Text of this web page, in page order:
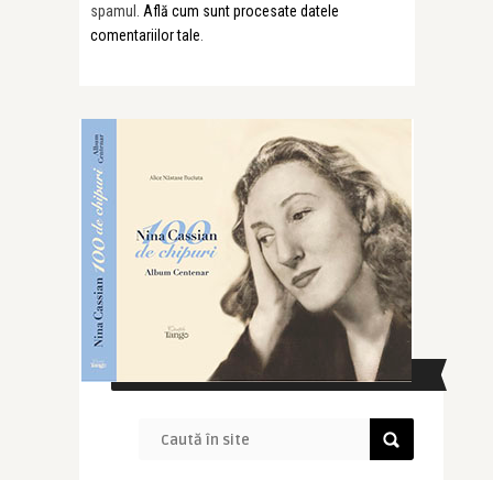
spamul. Află cum sunt procesate datele
comentariilor tale
CAUTĂ ÎN SITE